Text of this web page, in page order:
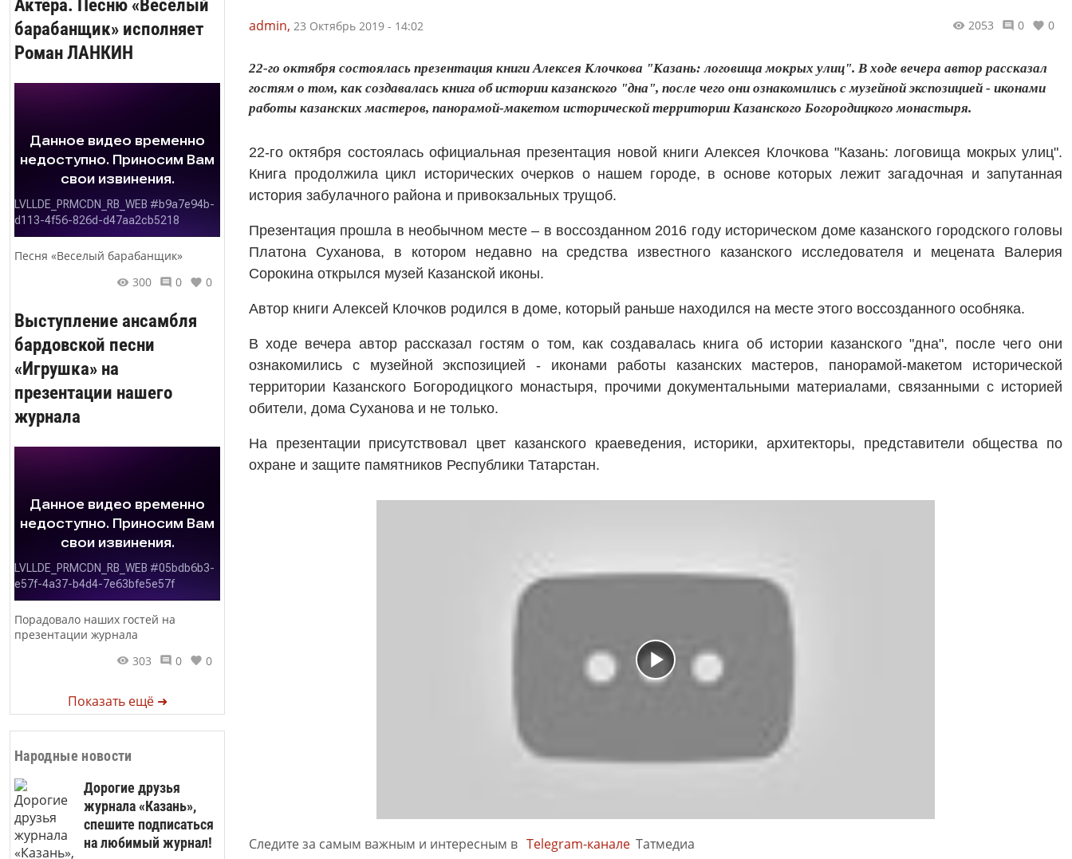
Актёра. Песню «Весёлый
барабанщик» исполняет
Роман ЛАНКИН
Песня «Веселый барабанщик»
300
0 0
Выступление ансамбля
бардовской песни
«Игрушка» на
презентации нашего
журнала
Порадовало наших гостей на
презентации журнала
303
0 0
Показать ещё ➜
Народные новости
Дорогие друзья
журнала «Казань»,
спешите подписаться
на любимый журнал!
admin, 23 Октябрь 2019 - 14:02 2053 0 0
22-го октября состоялась презентация книги Алексея Клочкова "Казань: логовища мокрых улиц". В ходе вечера автор рассказал
гостям о том, как создавалась книга об истории казанского "дна", после чего они ознакомились с музейной экспозицией - иконами
работы казанских мастеров, панорамой-макетом исторической территории Казанского Богородицкого монастыря.
22-го октября состоялась официальная презентация новой книги Алексея Клочкова "Казань: логовища мокрых улиц".
Книга продолжила цикл исторических очерков о нашем городе, в основе которых лежит загадочная и запутанная
история забулачного района и привокзальных трущоб.
Презентация прошла в необычном месте – в воссозданном 2016 году историческом доме казанского городского головы
Платона Суханова, в котором недавно на средства известного казанского исследователя и мецената Валерия
Сорокина открылся музей Казанской иконы.
Автор книги Алексей Клочков родился в доме, который раньше находился на месте этого воссозданного особняка.
В ходе вечера автор рассказал гостям о том, как создавалась книга об истории казанского "дна", после чего они
ознакомились с музейной экспозицией - иконами работы казанских мастеров, панорамой-макетом исторической
территории Казанского Богородицкого монастыря, прочими документальными материалами, связанными с историей
обители, дома Суханова и не только.
На презентации присутствовал цвет казанского краеведения, историки, архитекторы, представители общества по
охране и защите памятников Республики Татарстан.
Следите за самым важным и интересным в Telegram-канале Татмедиа